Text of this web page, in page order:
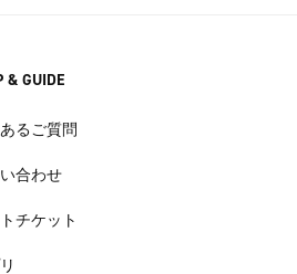
& GUIDE
るご質問
合わせ
チケット